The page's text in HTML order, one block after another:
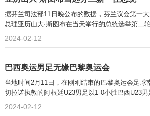
据芬兰司法部11日晚公布的数据，芬兰议会第一
总理亚历山大·斯图布在当天举行的总统选举第二
2024-02-12
巴西奥运男足无缘巴黎奥运会
当地时间2月11日，在刚刚结束的巴黎奥运会足球
切拉诺执教的阿根廷U23男足以1-0小胜巴西U23
2024-02-12